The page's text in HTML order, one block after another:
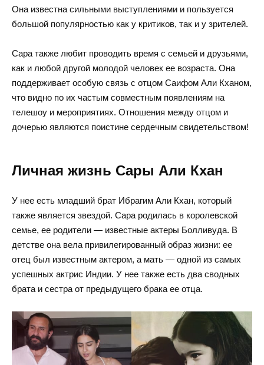
Она известна сильными выступлениями и пользуется
большой популярностью как у критиков, так и у зрителей.
Сара также любит проводить время с семьей и друзьями,
как и любой другой молодой человек ее возраста. Она
поддерживает особую связь с отцом Саифом Али Кханом,
что видно по их частым совместным появлениям на
телешоу и мероприятиях. Отношения между отцом и
дочерью являются поистине сердечным свидетельством!
Личная жизнь Сары Али Кхан
У нее есть младший брат Ибрагим Али Кхан, который
также является звездой. Сара родилась в королевской
семье, ее родители — известные актеры Болливуда. В
детстве она вела привилегированный образ жизни: ее
отец был известным актером, а мать — одной из самых
успешных актрис Индии. У нее также есть два сводных
брата и сестра от предыдущего брака ее отца.